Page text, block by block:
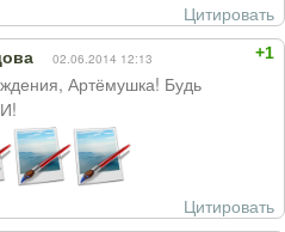
Цитировать
+1
02.06.2014 12:13
Артёмушка! Будь
Цитировать